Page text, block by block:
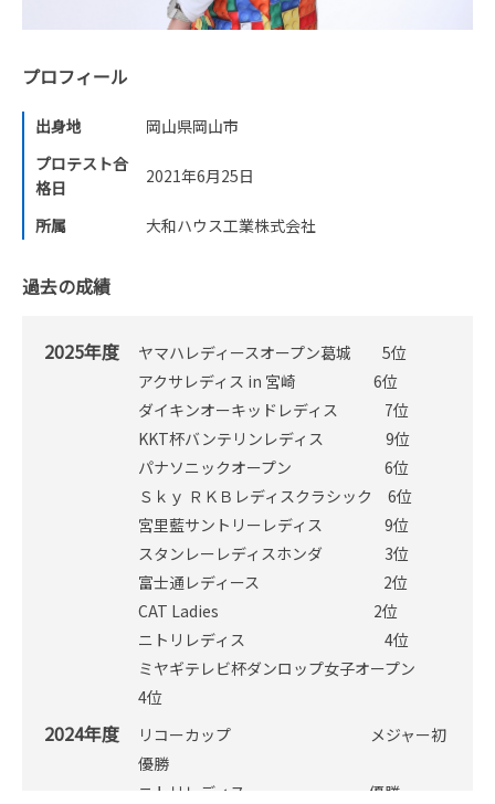
プロフィール
出身地
岡山県岡山市
プロテスト合
格日
2021年6月25日
所属 大和ハウス工業株式会社
過去の成績
2025年度
ヤマハレディースオープン葛城 5位
アクサレディス in 宮崎 6位
ダイキンオーキッドレディス 7位
KKT杯バンテリンレディス 9位
パナソニックオープン 6位
Ｓｋｙ ＲＫＢレディスクラシック 6位
宮里藍サントリーレディス 9位
スタンレーレディスホンダ 3位
富士通レディース 2位
CAT Ladies 2位
ニトリレディス 4位
ミヤギテレビ杯ダンロップ女子オープン
4位
2024年度
リコーカップ メジャー初
優勝
ニトリレディス 優勝